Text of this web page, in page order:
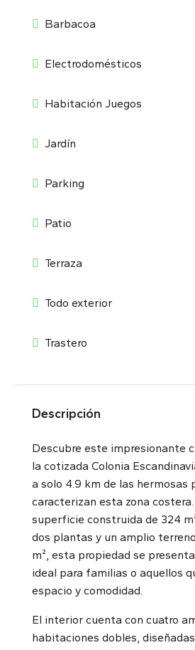
Barbacoa
Electrodomésticos
Habitación Juegos
Jardín
Parking
Patio
Terraza
Todo exterior
Trastero
Descripción
Descubre este impresionante
la cotizada Colonia
a solo 4.9 km de las hermosas
caracterizan esta zona costera.
superficie construida de 324
dos plantas y un amplio
m², esta propiedad se
ideal para familias o aquellos
espacio y comodidad.
El interior cuenta con cuatro
habitaciones dobles,